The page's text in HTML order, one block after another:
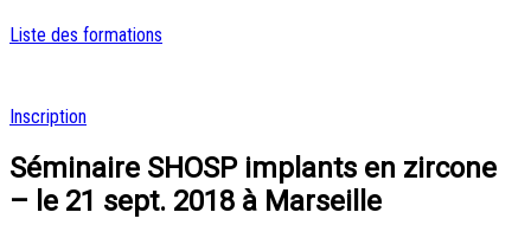
Liste des formations
Inscription
Séminaire SHOSP implants en zircone
– le 21 sept. 2018 à Marseille